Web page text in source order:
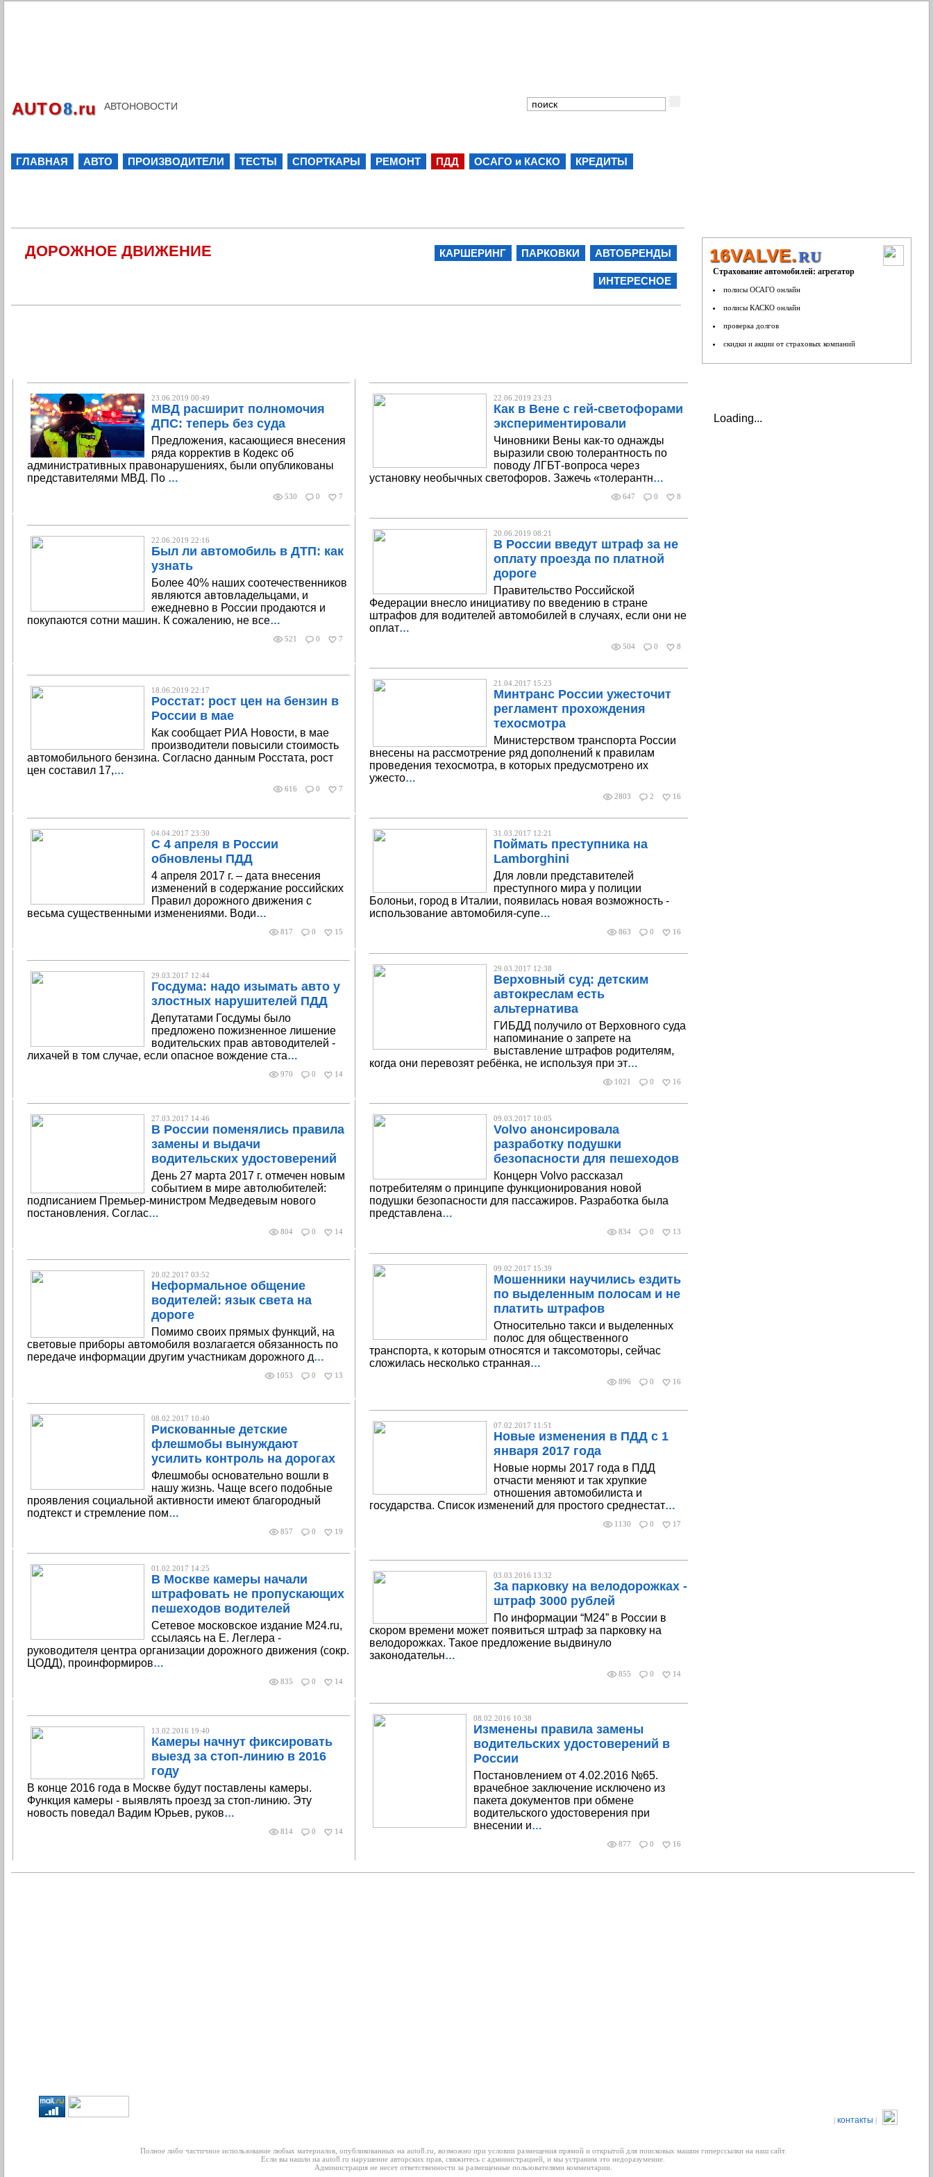
16VALVE.RU
Страхование автомобилей: агрегатор
полисы ОСАГО онлайн
полисы КАСКО онлайн
проверка долгов
скидки и акции от страховых компаний
AUTO8.ru АВТОНОВОСТИ
ГЛАВНАЯ АВТО ПРОИЗВОДИТЕЛИ ТЕСТЫ СПОРТКАРЫ РЕМОНТ ПДД ОСАГО и КАСКО КРЕДИТЫ
ДОРОЖНОЕ ДВИЖЕНИЕ АВТОБРЕНДЫ
ПАРКОВКИ
КАРШЕРИНГ
ИНТЕРЕСНОЕ
23.06.2019 00:49
МВД расширит полномочия
ДПС: теперь без суда
Предложения, касающиеся внесения
ряда корректив в Кодекс об
административных правонарушениях, были опубликованы
представителями МВД. По …
7
0
530
22.06.2019 23:23
Как в Вене с гей-светофорами
экспериментировали
Чиновники Вены как-то однажды
выразили свою толерантность по
поводу ЛГБТ-вопроса через
установку необычных светофоров. Зажечь «толерантн…
8
0
647
22.06.2019 22:16
Был ли автомобиль в ДТП: как
узнать
Более 40% наших соотечественников
являются автовладельцами, и
ежедневно в России продаются и
покупаются сотни машин. К сожалению, не все…
7
0
521
20.06.2019 08:21
В России введут штраф за не
оплату проезда по платной
дороге
Правительство Российской
Федерации внесло инициативу по введению в стране
штрафов для водителей автомобилей в случаях, если они не
оплат…
8
0
504
18.06.2019 22:17
Росстат: рост цен на бензин в
России в мае
Как сообщает РИА Новости, в мае
производители повысили стоимость
автомобильного бензина. Согласно данным Росстата, рост
цен составил 17,…
7
0
616
21.04.2017 15:23
Минтранс России ужесточит
регламент прохождения
техосмотра
Министерством транспорта России
внесены на рассмотрение ряд дополнений к правилам
проведения техосмотра, в которых предусмотрено их
ужесто…
16
2
2803
04.04.2017 23:30
С 4 апреля в России
обновлены ПДД
4 апреля 2017 г. – дата внесения
изменений в содержание российских
Правил дорожного движения с
весьма существенными изменениями. Води…
15
0
817
31.03.2017 12:21
Поймать преступника на
Lamborghini
Для ловли представителей
преступного мира у полиции
Болоньи, город в Италии, появилась новая возможность -
использование автомобиля-супе…
16
0
863
29.03.2017 12:44
Госдума: надо изымать авто у
злостных нарушителей ПДД
Депутатами Госдумы было
предложено пожизненное лишение
водительских прав автоводителей -
лихачей в том случае, если опасное вождение ста…
14
0
970
29.03.2017 12:38
Верховный суд: детским
автокреслам есть
альтернатива
ГИБДД получило от Верховного суда
напоминание о запрете на
выставление штрафов родителям,
когда они перевозят ребёнка, не используя при эт…
16
0
1021
27.03.2017 14:46
В России поменялись правила
замены и выдачи
водительских удостоверений
День 27 марта 2017 г. отмечен новым
событием в мире автолюбителей:
подписанием Премьер-министром Медведевым нового
постановления. Соглас…
14
0
804
09.03.2017 10:05
Volvo анонсировала
разработку подушки
безопасности для пешеходов
Концерн Volvo рассказал
потребителям о принципе функционирования новой
подушки безопасности для пассажиров. Разработка была
представлена…
13
0
834
20.02.2017 03:52
Неформальное общение
водителей: язык света на
дороге
Помимо своих прямых функций, на
световые приборы автомобиля возлагается обязанность по
передаче информации другим участникам дорожного д…
13
0
1053
09.02.2017 15:39
Мошенники научились ездить
по выделенным полосам и не
платить штрафов
Относительно такси и выделенных
полос для общественного
транспорта, к которым относятся и таксомоторы, сейчас
сложилась несколько странная…
16
0
896
08.02.2017 10:40
Рискованные детские
флешмобы вынуждают
усилить контроль на дорогах
Флешмобы основательно вошли в
нашу жизнь. Чаще всего подобные
проявления социальной активности имеют благородный
подтекст и стремление пом…
19
0
857
07.02.2017 11:51
Новые изменения в ПДД с 1
января 2017 года
Новые нормы 2017 года в ПДД
отчасти меняют и так хрупкие
отношения автомобилиста и
государства. Список изменений для простого среднестат…
17
0
1130
01.02.2017 14:25
В Москве камеры начали
штрафовать не пропускающих
пешеходов водителей
Сетевое московское издание М24.ru,
ссылаясь на Е. Леглера -
руководителя центра организации дорожного движения (сокр.
ЦОДД), проинформиров…
14
0
835
03.03.2016 13:32
За парковку на велодорожках -
штраф 3000 рублей
По информации “М24” в России в
скором времени может появиться штраф за парковку на
велодорожках. Такое предложение выдвинуло
законодательн…
14
0
855
13.02.2016 19:40
Камеры начнут фиксировать
выезд за стоп-линию в 2016
году
В конце 2016 года в Москве будут поставлены камеры.
Функция камеры - выявлять проезд за стоп-линию. Эту
новость поведал Вадим Юрьев, руков…
14
0
814
08.02.2016 10:38
Изменены правила замены
водительских удостоверений в
России
Постановлением от 4.02.2016 №65.
врачебное заключение исключено из
пакета документов при обмене
водительского удостоверения при
внесении и…
16
0
877
Loading...
| контакты |
Полное либо частичное использование любых материалов, опубликованных на auto8.ru, возможно при условии размещения прямой и открытой для поисковых машин гиперссылки на наш сайт.
Если вы нашли на auto8.ru нарушение авторских прав, свяжитесь с администрацией, и мы устраним это недоразумение.
Администрация не несет ответственности за размещенные пользователями комментарии.